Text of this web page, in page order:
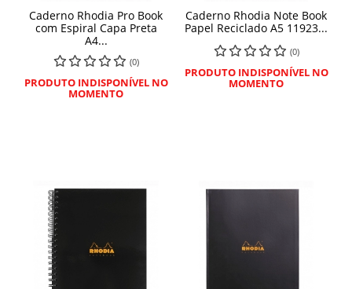
Caderno Rhodia Pro Book
com Espiral Capa Preta
A4...
(0)
PRODUTO INDISPONÍVEL NO
MOMENTO
Caderno Rhodia Note Book
Papel Reciclado A5 11923...
(0)
PRODUTO INDISPONÍVEL NO
MOMENTO